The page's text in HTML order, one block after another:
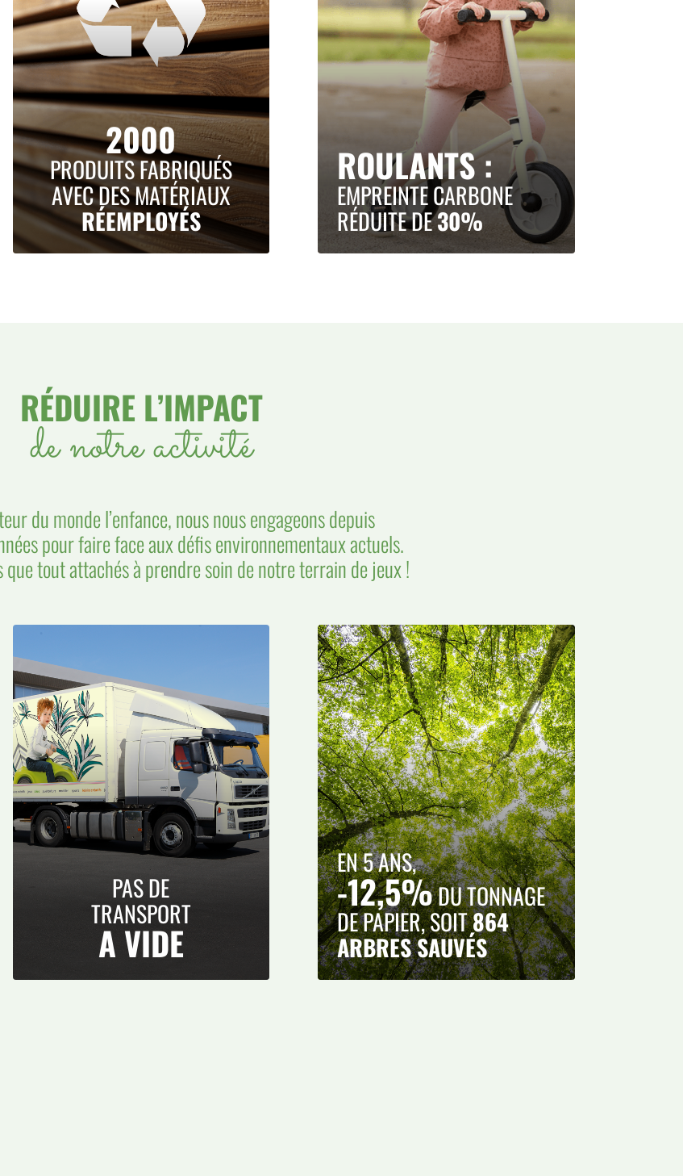
2000
PRODUITS FABRIQUÉS
AVEC DES MATÉRIAUX
RÉEMPLOYÉS
ROULANTS :
EMPREINTE CARBONE
RÉDUITE DE30%
RÉDUIRE L’IMPACT
de notre activité
du monde l’enfance, nous nous engageons depuis
pour faire face aux défis environnementaux actuels.
que tout attachés à prendre soin de notre terrain de jeux !
PAS DE
TRANSPORT
A VIDE
EN 5 ANS,
-12,5%DU TONNAGE
DE PAPIER, SOIT864
ARBRES SAUVÉS